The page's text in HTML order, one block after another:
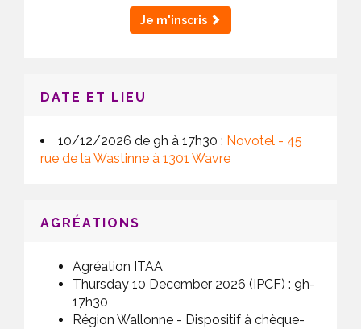
Je m'inscris
DATE ET LIEU
10/12/2026 de 9h à 17h30 : Novotel - 45
rue de la Wastinne à 1301 Wavre
AGRÉATIONS
Agréation ITAA
Thursday 10 December 2026 (IPCF) : 9h-
17h30
Région Wallonne - Dispositif à chèque-